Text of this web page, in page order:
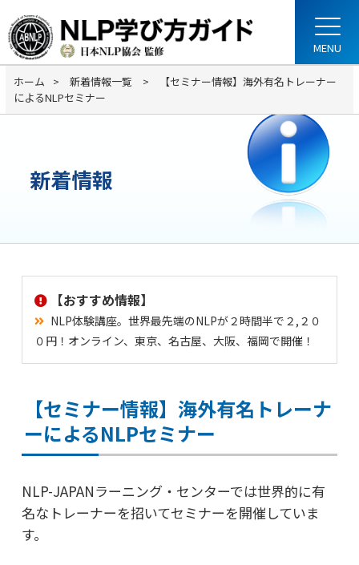
ホーム 新着情報一覧
【セミナー情報】海外有名トレーナー
によるNLPセミナー
新着情報
【おすすめ情報】
NLP体験講座。世界最先端のNLPが２時間半で２,２０
０円！オンライン、東京、名古屋、大阪、福岡で開催！
【セミナー情報】海外有名トレーナ
ーによるNLPセミナー
NLP-JAPANラーニング・センターでは世界的に有
名なトレーナーを招いてセミナーを開催していま
す。